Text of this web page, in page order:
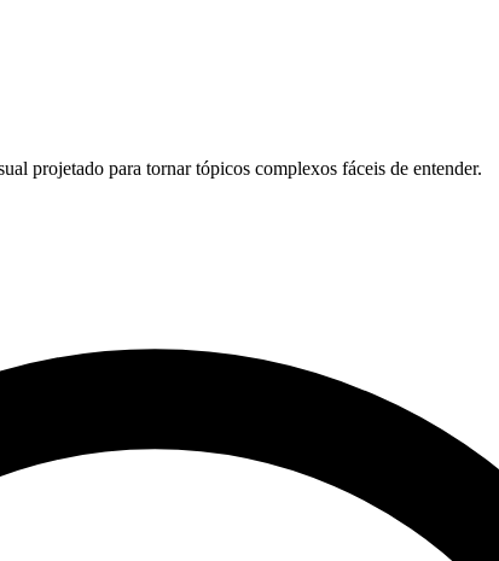
projetado para tornar tópicos complexos fáceis de entender.